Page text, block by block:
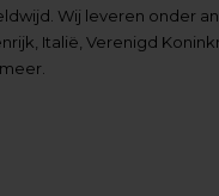
Wij leveren onder
Italië, Verenigd